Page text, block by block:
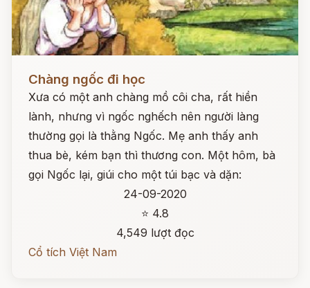
Chàng ngốc đi học
Xưa có một anh chàng mồ côi cha, rất hiền
lành, nhưng vì ngốc nghếch nên người làng
thường gọi là thằng Ngốc. Mẹ anh thấy anh
thua bè, kém bạn thì thương con. Một hôm, bà
gọi Ngốc lại, giúi cho một túi bạc và dặn:
24-09-2020
⭐ 4.8
4,549 lượt đọc
Cổ tích Việt Nam